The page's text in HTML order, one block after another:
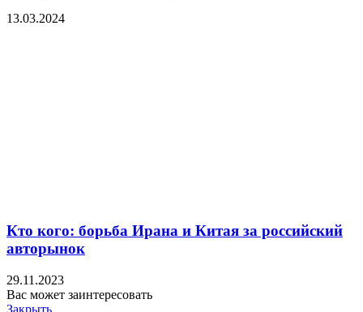
13.03.2024
Кто кого: борьба Ирана и Китая за российский
авторынок
29.11.2023
Вас может заинтересовать
Закрыть